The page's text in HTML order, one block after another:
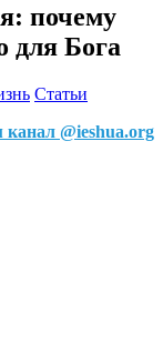
почему
для Бога
Статьи
канал @ieshua.org